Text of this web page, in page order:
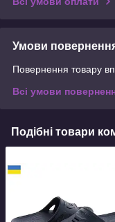
Умови
Повернення товару
Всі умови
Подібні товари